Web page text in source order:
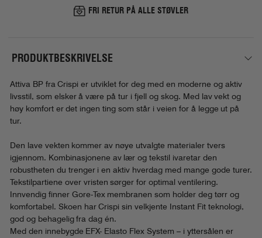
FRI RETUR PÅ ALLE STØVLER
PRODUKTBESKRIVELSE
Attiva BP fra Crispi er utviklet for deg med en moderne og aktiv
livsstil, som elsker å være på tur i fjell og skog. Med lav vekt og
høy komfort er det ingen ting som står i veien for å legge ut på
tur.
Den lave vekten kommer av nøye utvalgte materialer tvers
igjennom. Kombinasjonene av lær og tekstil ivaretar den
robustheten du trenger i en aktiv hverdag med mange gode turer.
Tekstilpartiene over vristen sørger for optimal ventilering.
Innvendig finner Gore-Tex membranen som holder deg tørr og
komfortabel. Skoen har Crispi sin velkjente Instant Fit teknologi,
god og behagelig fra dag én.
Med den innebygde EFX- Elasto Flex System – i yttersålen er